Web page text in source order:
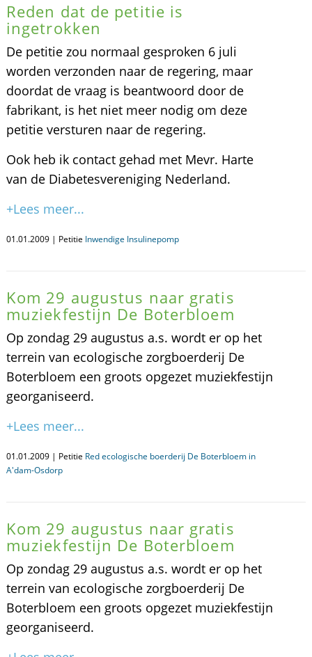
Reden dat de petitie is
ingetrokken
De petitie zou normaal gesproken 6 juli
worden verzonden naar de regering, maar
doordat de vraag is beantwoord door de
fabrikant, is het niet meer nodig om deze
petitie versturen naar de regering.
Ook heb ik contact gehad met Mevr. Harte
van de Diabetesvereniging Nederland.
+Lees meer...
01.01.2009 | Petitie Inwendige Insulinepomp
Kom 29 augustus naar gratis
muziekfestijn De Boterbloem
Op zondag 29 augustus a.s. wordt er op het
terrein van ecologische zorgboerderij De
Boterbloem een groots opgezet muziekfestijn
georganiseerd.
+Lees meer...
01.01.2009 | Petitie Red ecologische boerderij De Boterbloem in
A'dam-Osdorp
Kom 29 augustus naar gratis
muziekfestijn De Boterbloem
Op zondag 29 augustus a.s. wordt er op het
terrein van ecologische zorgboerderij De
Boterbloem een groots opgezet muziekfestijn
georganiseerd.